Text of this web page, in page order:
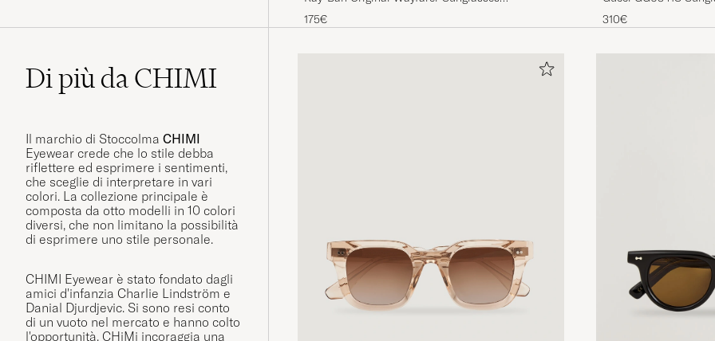
Tortoise/Crystal Green
175€
310€
Di più da CHIMI
Il marchio di Stoccolma CHIMI
Eyewear crede che lo stile debba
riflettere ed esprimere i sentimenti,
che sceglie di interpretare in vari
colori. La collezione principale è
composta da otto modelli in 10 colori
diversi, che non limitano la possibilità
di esprimere uno stile personale.
CHIMI Eyewear è stato fondato dagli
amici d'infanzia Charlie Lindström e
Danial Djurdjevic. Si sono resi conto
di un vuoto nel mercato e hanno colto
l'opportunità. CHiMi incoraggia una